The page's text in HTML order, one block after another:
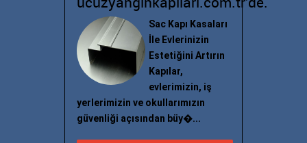
ucuzyanginkapilari.com.tr'de.
Sac Kapı Kasaları
İle Evlerinizin
Estetiğini Artırın
Kapılar,
evlerimizin, iş
yerlerimizin ve okullarımızın
güvenliği açısından büy�...